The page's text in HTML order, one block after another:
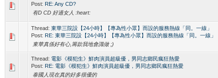
Post: RE: Any CD?
有D CD 好過女人 :heart:
Thread: 東華三院設【24小時】【專為性小眾】而設的服務熱線「同。一線」
Post: RE: 東華三院設【24小時】【專為性小眾】而設的服務熱線「同。一線」
東華真係好有心,籌款我地會識做 ;)
Thread: 電影《模犯生》鮮肉演員超級優，男同志鄉民瘋狂熱愛
Post: RE: 電影《模犯生》鮮肉演員超級優，男同志鄉民瘋狂熱愛
泰國人現在真的好多很優的